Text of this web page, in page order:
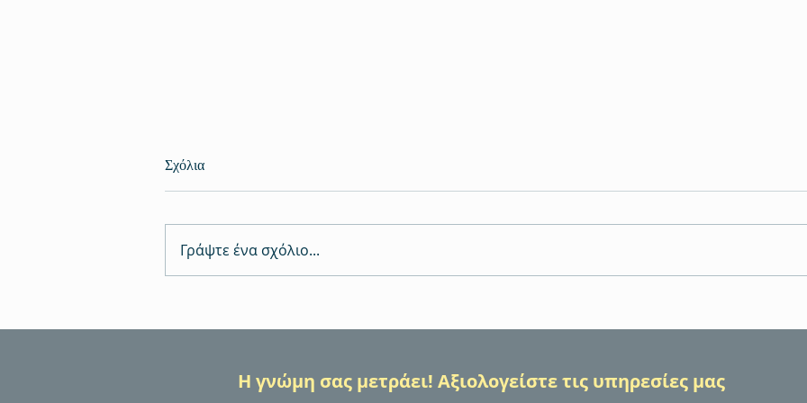
Σχόλια
Γράψτε ένα σχόλιο...
Η γνώμη σας μετράει! Αξιολογείστε τις υπηρεσίες μας